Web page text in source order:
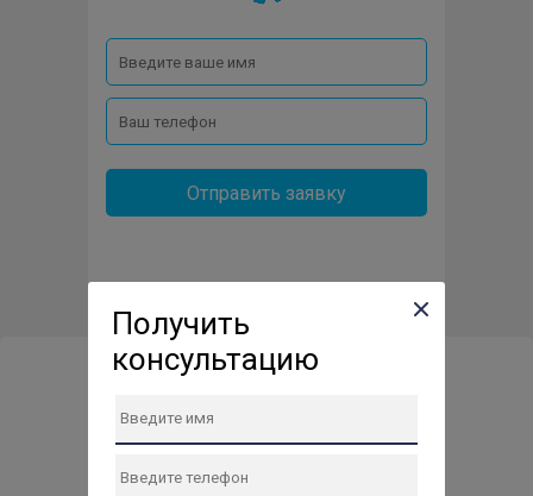
Сервис-центр по ремонту
Отправить заявку
Получить
консультацию